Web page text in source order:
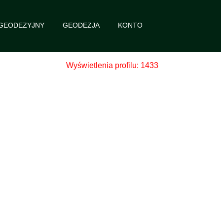
GEODEZJA KONTO
Wyświetlenia profilu: 1433